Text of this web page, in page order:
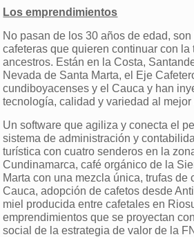
Los emprendimientos
No pasan de los 30 años de edad,
cafeteras que quieren continuar con la
ancestros. Están en la Costa,
Nevada de Santa Marta, el Eje
cundiboyacenses y el Cauca y han
tecnología, calidad y variedad al mejor
Un software que agiliza y conecta el
sistema de administración y
turística con cuatro senderos en la
Cundinamarca, café orgánico de la
Marta con una mezcla única, trufas de
Cauca, adopción de cafetos desde
miel producida entre cafetales en
emprendimientos que se proyectan
social de la estrategia de valor de la